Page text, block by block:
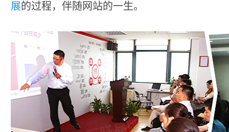
展的过程，伴随网站的一生。